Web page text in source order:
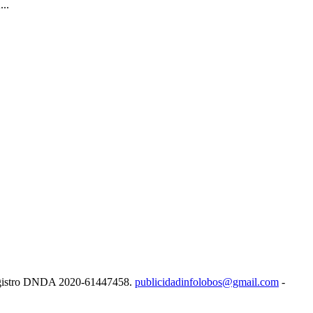
DNDA 2020-61447458. publicidadinfolobos@gmail.com -